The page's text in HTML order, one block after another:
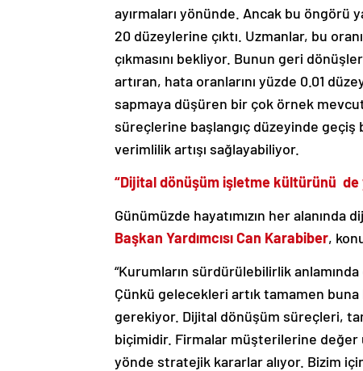
ayırmaları yönünde. Ancak bu
20 düzeylerine çıktı. Uzmanlar, bu
çıkmasını bekliyor. Bunun geri
artıran, hata oranlarını yüzde 0.01
sapmaya düşüren bir çok örnek
süreçlerine başlangıç düzeyinde
verimlilik artışı sağlayabiliyor.
“Dijital dönüşüm işletme kültürünü de
Günümüzde hayatımızın her
Başkan Yardımcısı Can Karabiber,
“Kurumların sürdürülebilirlik
Çünkü gelecekleri artık tamamen
gerekiyor. Dijital dönüşüm süreçleri,
biçimidir. Firmalar müşterilerine
yönde stratejik kararlar alıyor. Bizim